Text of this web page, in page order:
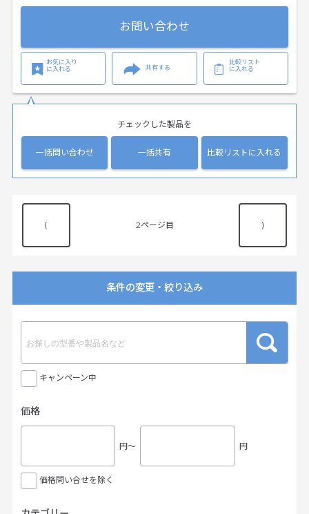
お問い合わせ
お気に入り
に入れる
共有する
比較リスト
に入れる
チェックした製品を
一括問い合わせ 一括共有 比較リストに入れる
⟨ 2 ⟩
条件の変更・絞り込み
キャンペーン中
価格
円〜 円
価格問い合せを除く